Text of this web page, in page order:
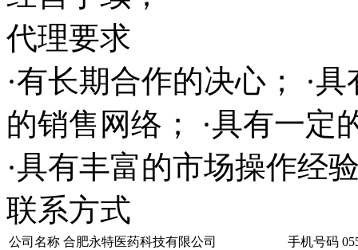
代理要求
·有长期合作的决心； ·
的销售网络； ·具有一定
·具有丰富的市场操作经
联系方式
公司名称 合肥永特医药科技有限公司 手机号码